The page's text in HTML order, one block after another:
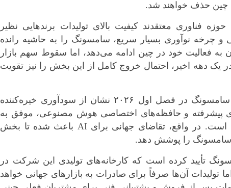
چین حذف خواهند شد.
فناوری معتقدند کیفیت بالای تولیدات برندهایی نظیر
و چرخه نوآوری بسیار سریع، سامسونگ را به حاشیه رانده
فعالیت خود در چین ادامه می‌دهد، اما سقوط سهم بازار
۲۰ درصد به کمتر از ۱ درصد در یک دهه اخیر، احتمال خروج کامل از این بخش را نیز تقویت
با وجود این عقب‌نشینی، گزارش‌های مالی سامسونگ در فصل اول ۲۰۲۶ نشان از سودآوری خیره‌کننده
پیشرفته و حافظه‌های اختصاصی هوش مصنوعی، موفق به
ثبت سود عملیاتی ۵۷.۲۳ تریلیون وون شده است. در واقع، تقاضای جهانی برای AI باعث شده تا بخش
تأیید کرده است که کارخانه‌های تولیدی این شرکت در
تولیدات آن‌ها صرفاً برای صادرات به بازارهای جهانی خواهد